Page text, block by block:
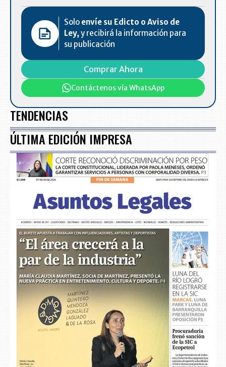
Solo envíe su Edicto o Aviso de
Ley,y recibirá la información para
su publicación
Comprar Ahora
Contáctenos vía WhatsApp
TENDENCIAS
ÚLTIMA EDICIÓN IMPRESA